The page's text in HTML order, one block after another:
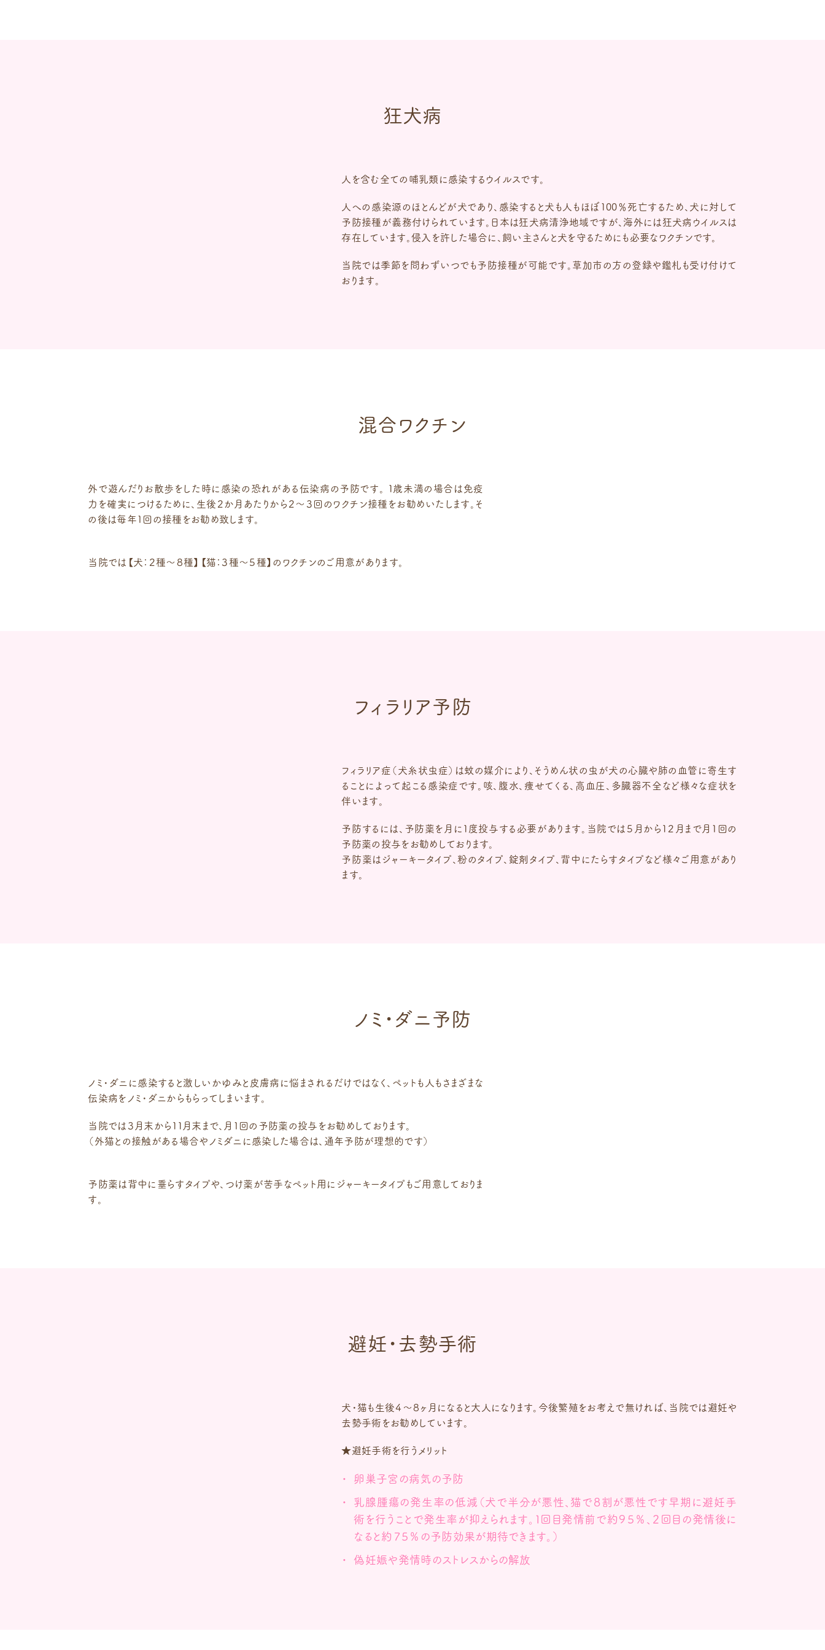
狂犬病
人を含む全ての哺乳類に感染するウイルスです。
人への感染源のほとんどが犬であり、感染すると犬も人もほぼ100％死亡するため、犬に対して
予防接種が義務付けられています。日本は狂犬病清浄地域ですが、海外には狂犬病ウイルスは
存在しています。侵入を許した場合に、飼い主さんと犬を守るためにも必要なワクチンです。
当院では季節を問わずいつでも予防接種が可能です。草加市の方の登録や鑑札も受け付けて
おります。
混合ワクチン
外で遊んだりお散歩をした時に感染の恐れがある伝染病の予防です。 １歳未満の場合は免疫
力を確実につけるために、生後２か月あたりから２～３回のワクチン接種をお勧めいたします。そ
の後は毎年1回の接種をお勧め致します。
当院では【犬：２種～８種】【猫：３種～５種】のワクチンのご用意があります。
フィラリア予防
フィラリア症（犬糸状虫症）は蚊の媒介により、そうめん状の虫が犬の心臓や肺の血管に寄生す
ることによって起こる感染症です。咳、腹水、痩せてくる、高血圧、多臓器不全など様々な症状を
伴います。
予防するには、予防薬を月に１度投与する必要があります。当院では５月から１２月まで月1回の
予防薬の投与をお勧めしております。
予防薬はジャーキータイプ、粉のタイプ、錠剤タイプ、背中にたらすタイプなど様々ご用意があり
ます。
ノミ・ダニ予防
ノミ・ダニに感染すると激しいかゆみと皮膚病に悩まされるだけではなく、ペットも人もさまざまな
伝染病をノミ・ダニからもらってしまいます。
当院では３月末から１１月末まで、月1回の予防薬の投与をお勧めしております。
（外猫との接触がある場合やノミダニに感染した場合は、通年予防が理想的です）
予防薬は背中に垂らすタイプや、つけ薬が苦手なペット用にジャーキータイプもご用意しておりま
す。
避妊・去勢手術
犬・猫も生後４～８ヶ月になると大人になります。今後繁殖をお考えで無ければ、当院では避妊や
去勢手術をお勧めしています。
★避妊手術を行うメリット
卵巣子宮の病気の予防
乳腺腫瘍の発生率の低減（犬で半分が悪性、猫で８割が悪性です早期に避妊手
術を行うことで発生率が抑えられます。１回目発情前で約９５％、２回目の発情後に
なると約７５％の予防効果が期待できます。）
偽妊娠や発情時のストレスからの解放